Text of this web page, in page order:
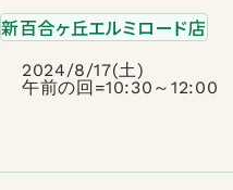
新百合ヶ丘エルミロード店
2024/8/17(土)
午前の回=10:30～12:00